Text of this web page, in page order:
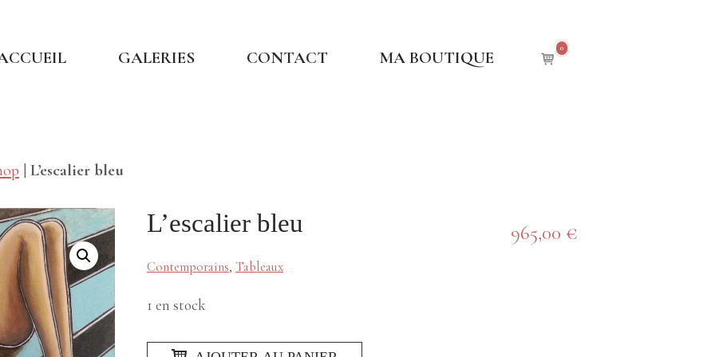
GALERIES CONTACT MA BOUTIQUE
View
0
| L’escalier bleu
965,00 €
L’escalier bleu
Contemporains, Tableaux
1 en stock